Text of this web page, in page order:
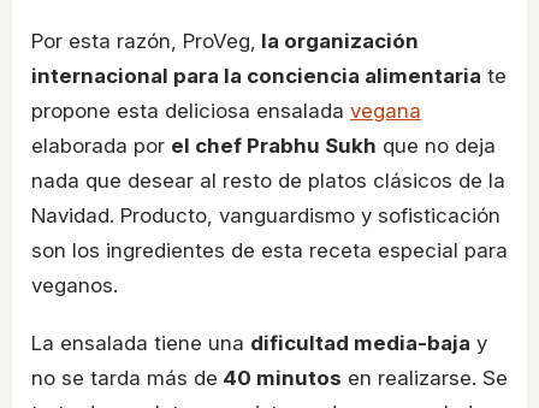
Por esta razón, ProVeg, la organización
internacional para la conciencia alimentaria te
propone esta deliciosa ensalada vegana
elaborada por el chef Prabhu Sukh que no deja
nada que desear al resto de platos clásicos de la
Navidad. Producto, vanguardismo y sofisticación
son los ingredientes de esta receta especial para
veganos.
La ensalada tiene una dificultad media-baja y
no se tarda más de 40 minutos en realizarse. Se